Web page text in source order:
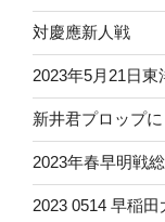
対慶應新人戦
2023年5月21日
新井君プロップに
2023年春早明戦
2023 0514 早稲